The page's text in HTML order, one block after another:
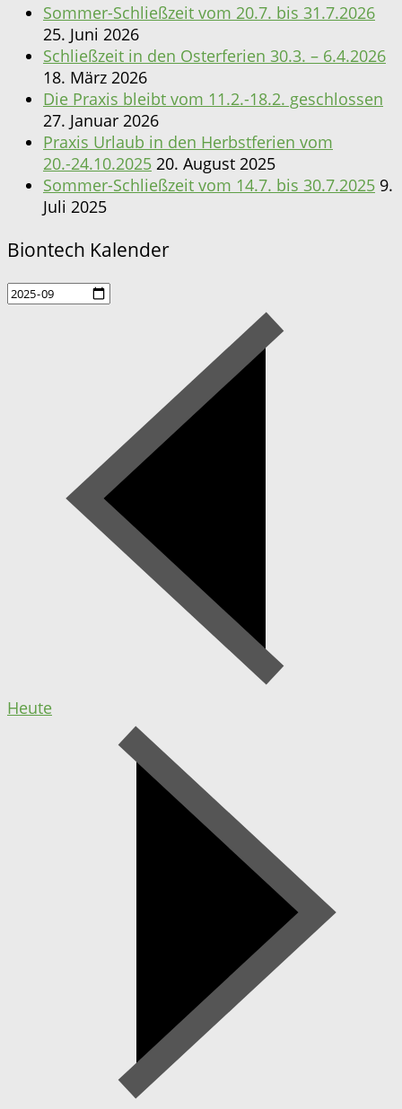
Sommer-Schließzeit vom 20.7. bis 31.7.2026
25. Juni 2026
Schließzeit in den Osterferien 30.3. – 6.4.2026
18. März 2026
Die Praxis bleibt vom 11.2.-18.2. geschlossen
27. Januar 2026
Praxis Urlaub in den Herbstferien vom
20.-24.10.2025 20. August 2025
Sommer-Schließzeit vom 14.7. bis 30.7.2025 9.
Juli 2025
Biontech Kalender
Heute